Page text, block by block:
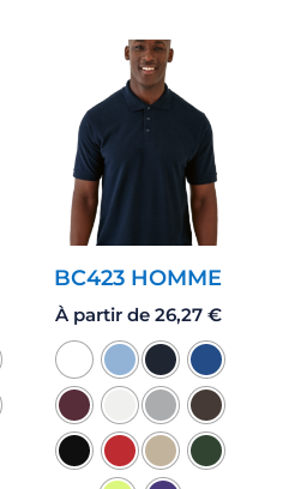
BC423 HOMME
À partir de 26,27 €